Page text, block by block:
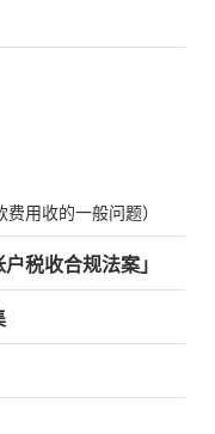
费用收的一般问题）
税收合规法案」